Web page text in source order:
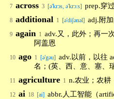
7 across 3 [ə'krɔs, ə'krɔ:s] prep.穿
8 additional 1 [ə'diʃənəl] adj.附
9 again 1 adv.又，此外；再一
阿盖恩
10 ago 1 [ə'gəu] adv.以前，以往
名；(英、西、意、塞、
11 agriculture 1 n.农业；农耕
12 ai 18 [ai] abbr.人工智能（